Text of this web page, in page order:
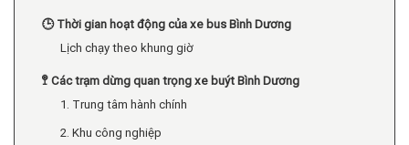
🕒 Thời gian hoạt động của xe bus Bình Dương
Lịch chạy theo khung giờ
🚏 Các trạm dừng quan trọng xe buýt Bình Dương
1. Trung tâm hành chính
2. Khu công nghiệp